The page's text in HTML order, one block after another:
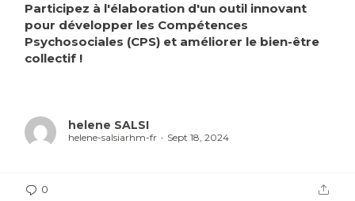
Participez à l'élaboration d'un outil innovant
pour développer les Compétences
Psychosociales (CPS) et améliorer le bien-être
collectif !
helene SALSI
helene-salsiarhm-fr Sept 18, 2024
0